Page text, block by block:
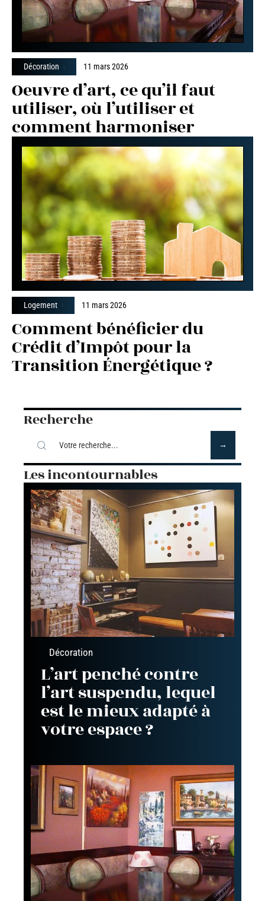
Décoration 11 mars 2026
Oeuvre d’art, ce qu’il faut
utiliser, où l’utiliser et
comment harmoniser
Logement 11 mars 2026
Comment bénéficier du
Crédit d’Impôt pour la
Transition Énergétique ?
Recherche
Les incontournables
Décoration
L’art penché contre
l’art suspendu, lequel
est le mieux adapté à
votre espace ?